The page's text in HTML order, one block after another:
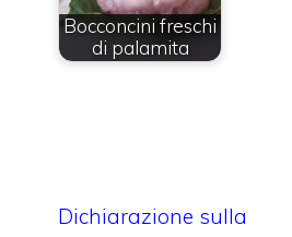
Bocconcini freschi
di palamita
Dichiarazione sulla